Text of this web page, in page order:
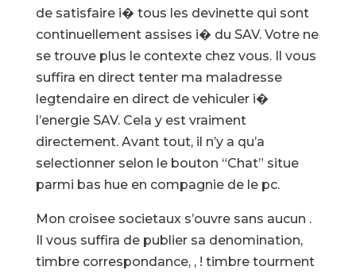
de satisfaire i� tous les devinette qui sont
continuellement assises i� du SAV. Votre ne
se trouve plus le contexte chez vous. Il vous
suffira en direct tenter ma maladresse
legtendaire en direct de vehiculer i�
l’energie SAV. Cela y est vraiment
directement. Avant tout, il n’y a qu’a
selectionner selon le bouton “Chat” situe
parmi bas hue en compagnie de le pc.
Mon croisee societaux s’ouvre sans aucun .
Il vous suffira de publier sa denomination,
timbre correspondance, , ! timbre tourment